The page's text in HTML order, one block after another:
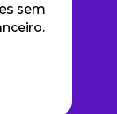
sem